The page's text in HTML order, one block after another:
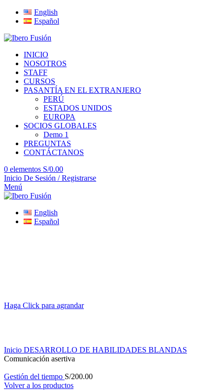
English
Español
INICIO
NOSOTROS
STAFF
CURSOS
PASANTÍA EN EL EXTRANJERO
PERÚ
ESTADOS UNIDOS
EUROPA
SOCIOS GLOBALES
Demo 1
PREGUNTAS
CONTÁCTANOS
0 elementos S/0.00
Inicio De Sesión / Registrarse
Menú
English
Español
Haga Click para agrandar
Inicio DESARROLLO DE HABILIDADES BLANDAS
Comunicación asertiva
Gestión del tiempo S/200.00
Volver a los productos